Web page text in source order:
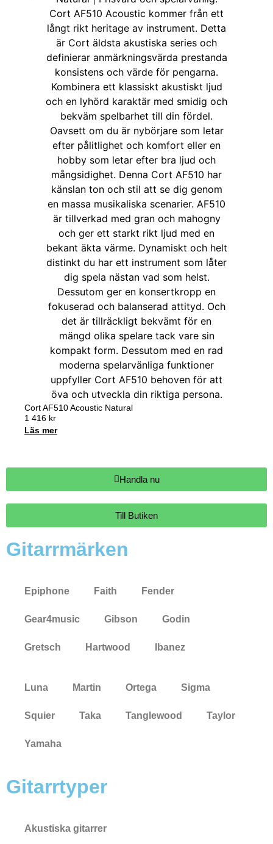
Cort AF510 Acoustic Natural
1 416 kr
Läs mer
Handla nu
Till Butiken
Gitarrmärken
Epiphone Faith Fender
Gear4music Gibson Godin
Gretsch Hartwood Ibanez
Luna Martin Ortega Sigma
Squier Taka Tanglewood Taylor
Yamaha
Gitarrtyper
Akustiska gitarrer